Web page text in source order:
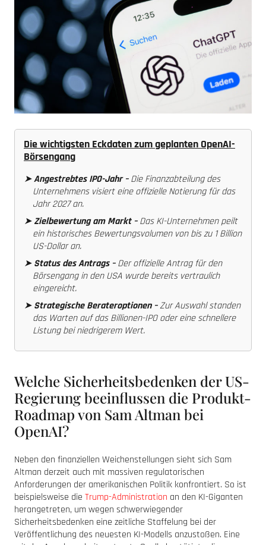
Die wichtigsten Eckdaten zum geplanten OpenAI-
Börsengang
➤Angestrebtes IPO-Jahr –Die Finanzabteilung des
Unternehmens visiert eine offizielle Notierung für das
Jahr 2027 an.
➤Zielbewertung am Markt –Das KI-Unternehmen peilt
ein historisches Bewertungsvolumen von bis zu 1 Billion
US-Dollar an.
➤Status des Antrags –Der offizielle Antrag für den
Börsengang in den USA wurde bereits vertraulich
eingereicht.
➤Strategische Berateroptionen –Zur Auswahl standen
das Warten auf das Billionen-IPO oder eine schnellere
Listung bei niedrigerem Wert.
Welche Sicherheitsbedenken der US-
Regierung beeinflussen die Produkt-
Roadmap von Sam Altman bei
OpenAI?
Neben den finanziellen Weichenstellungen sieht sich Sam
Altman derzeit auch mit massiven regulatorischen
Anforderungen der amerikanischen Politik konfrontiert. So ist
beispielsweise die Trump-Administration an den KI-Giganten
herangetreten, um wegen schwerwiegender
Sicherheitsbedenken eine zeitliche Staffelung bei der
Veröffentlichung des neuesten KI-Modells anzustoßen. Eine